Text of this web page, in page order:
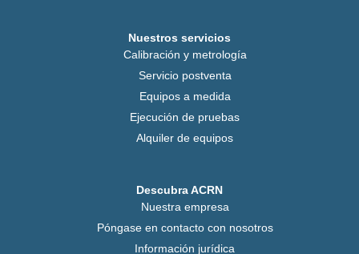
Nuestros servicios
Calibración y metrología
Servicio postventa
Equipos a medida
Ejecución de pruebas
Alquiler de equipos
Descubra ACRN
Nuestra empresa
Póngase en contacto con nosotros
Información jurídica